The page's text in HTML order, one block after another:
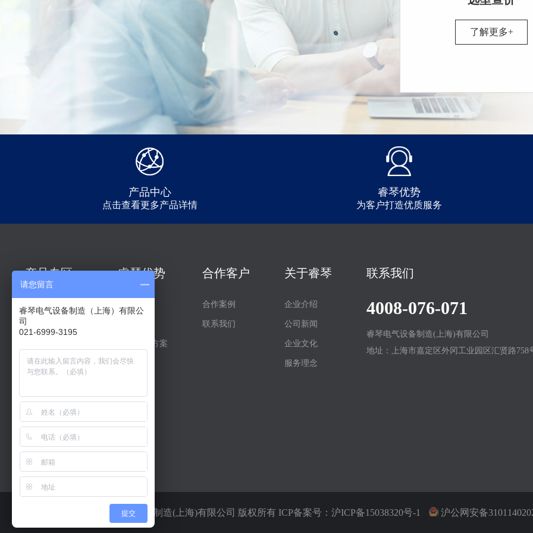
了解更多+
产品中心
点击查看更多产品详情
睿琴优势
为客户打造优质服务
产品专区
数控设备变压器
光伏储能新能源
电炉变压器
行灯照明变压器
移相变压器
睿琴优势
行业解决方案
下载中心
合作客户
合作案例
联系我们
关于睿琴
企业介绍
公司新闻
企业文化
服务理念
联系我们
4008-076-071
睿琴电气设备制造(上海)有限公司
地址：上海市嘉定区外冈工业园区汇贤路758
Copyright © 2025 睿琴电气设备制造(上海)有限公司 版权所有 ICP备案号： 沪ICP备15038320号-1 沪公网安备
请您留言
睿琴电气设备制造（上海）有限公
司
021-6999-3195
提交